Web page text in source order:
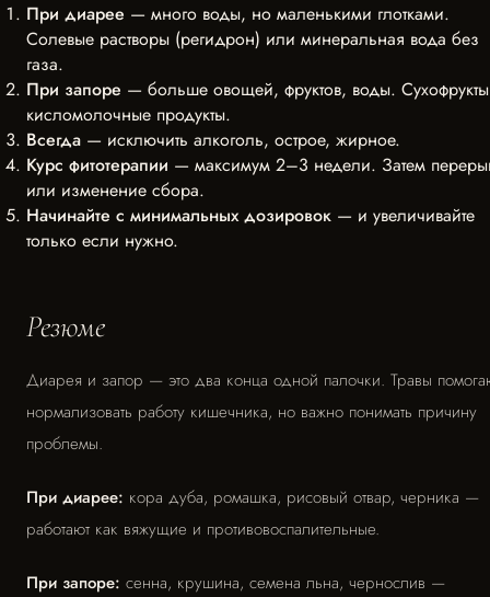
При диарее — много воды, но маленькими глотками.
Солевые растворы (регидрон) или минеральная вода без
газа.
При запоре — больше овощей, фруктов, воды.
кисломолочные продукты.
Всегда — исключить алкоголь, острое, жирное.
Курс фитотерапии — максимум 2–3 недели. Затем
или изменение сбора.
Начинайте с минимальных дозировок — и увеличивайте
только если нужно.
Резюме
Диарея и запор — это два конца одной палочки. Травы
нормализовать работу кишечника, но важно понимать причину
проблемы.
При диарее: кора дуба, ромашка, рисовый отвар, черника —
работают как вяжущие и противовоспалительные.
При запоре: сенна, крушина, семена льна, чернослив —